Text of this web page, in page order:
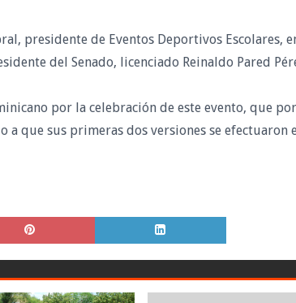
presidente de Eventos Deportivos Escolares,
del Senado, licenciado Reinaldo Pared
por la celebración de este evento, que
a que sus primeras dos versiones se efectuaron